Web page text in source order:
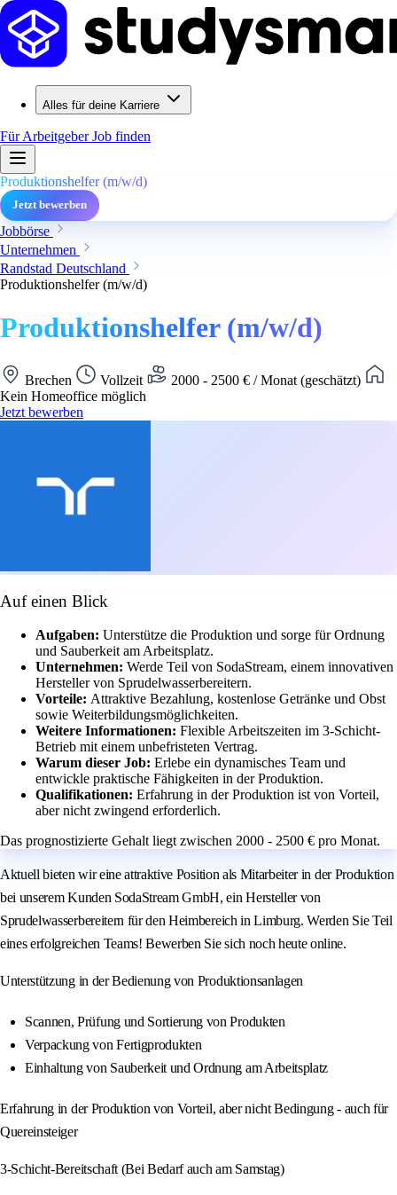
Alles für deine Karriere
Für ArbeitgeberJob finden
Produktionshelfer (m/w/d)
Jetzt bewerben
Jobbörse
Unternehmen
Randstad Deutschland
Produktionshelfer (m/w/d)
Produktionshelfer (m/w/d)
Brechen Vollzeit
2000 - 2500 € / Monat (geschätzt)
Kein Homeoffice möglich
Jetzt bewerben
Auf einen Blick
Aufgaben: Unterstütze die Produktion und sorge für Ordnung
und Sauberkeit am Arbeitsplatz.
Unternehmen: Werde Teil von SodaStream, einem innovativen
Hersteller von Sprudelwasserbereitern.
Vorteile: Attraktive Bezahlung, kostenlose Getränke und Obst
sowie Weiterbildungsmöglichkeiten.
Weitere Informationen: Flexible Arbeitszeiten im 3-Schicht-
Betrieb mit einem unbefristeten Vertrag.
Warum dieser Job: Erlebe ein dynamisches Team und
entwickle praktische Fähigkeiten in der Produktion.
Qualifikationen: Erfahrung in der Produktion ist von Vorteil,
aber nicht zwingend erforderlich.
Das prognostizierte Gehalt liegt zwischen 2000 - 2500 € pro Monat.
Aktuell bieten wir eine attraktive Position als Mitarbeiter in der Produktion
bei unserem Kunden SodaStream GmbH, ein Hersteller von
Sprudelwasserbereitern für den Heimbereich in Limburg. Werden Sie Teil
eines erfolgreichen Teams! Bewerben Sie sich noch heute online.
Unterstützung in der Bedienung von Produktionsanlagen
Scannen, Prüfung und Sortierung von Produkten
Verpackung von Fertigprodukten
Einhaltung von Sauberkeit und Ordnung am Arbeitsplatz
Erfahrung in der Produktion von Vorteil, aber nicht Bedingung - auch für
Quereinsteiger
3-Schicht-Bereitschaft (Bei Bedarf auch am Samstag)